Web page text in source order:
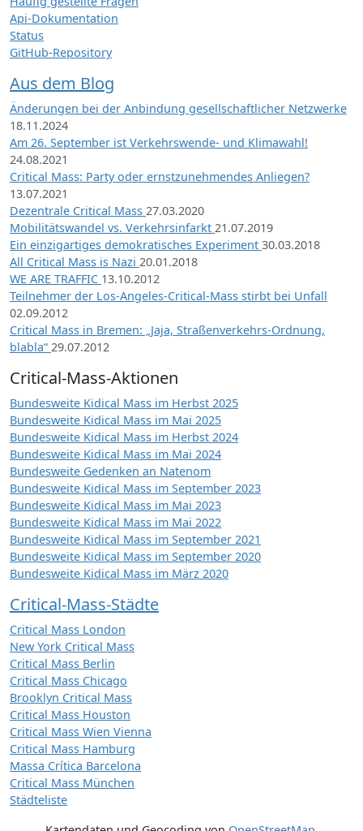
Api-Dokumentation
Status
GitHub-Repository
Aus dem Blog
Änderungen bei der Anbindung gesellschaftlicher Netzwerke
18.11.2024
Am 26. September ist Verkehrswende- und Klimawahl!
24.08.2021
Critical Mass: Party oder ernstzunehmendes Anliegen?
13.07.2021
Dezentrale Critical Mass 27.03.2020
Mobilitätswandel vs. Verkehrsinfarkt 21.07.2019
Ein einzigartiges demokratisches Experiment 30.03.2018
All Critical Mass is Nazi 20.01.2018
WE ARE TRAFFIC 13.10.2012
Teilnehmer der Los-Angeles-Critical-Mass stirbt bei Unfall
02.09.2012
Critical Mass in Bremen: „Jaja, Straßenverkehrs-Ordnung,
blabla“ 29.07.2012
Critical-Mass-Aktionen
Bundesweite Kidical Mass im Herbst 2025
Bundesweite Kidical Mass im Mai 2025
Bundesweite Kidical Mass im Herbst 2024
Bundesweite Kidical Mass im Mai 2024
Bundesweite Gedenken an Natenom
Bundesweite Kidical Mass im September 2023
Bundesweite Kidical Mass im Mai 2023
Bundesweite Kidical Mass im Mai 2022
Bundesweite Kidical Mass im September 2021
Bundesweite Kidical Mass im September 2020
Bundesweite Kidical Mass im März 2020
Critical-Mass-Städte
Critical Mass London
New York Critical Mass
Critical Mass Berlin
Critical Mass Chicago
Brooklyn Critical Mass
Critical Mass Houston
Critical Mass Wien Vienna
Critical Mass Hamburg
Massa Crítica Barcelona
Critical Mass München
Städteliste